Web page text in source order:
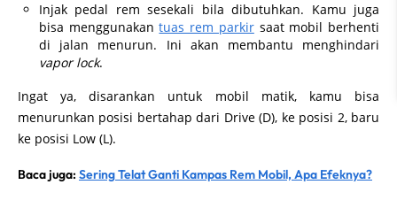
Injak pedal rem sesekali bila dibutuhkan. Kamu juga
bisa menggunakantuas rem parkirsaat mobil berhenti
di jalan menurun. Ini akan membantu menghindari
vapor lock.
Ingat ya, disarankan untuk mobil matik, kamu bisa
menurunkan posisi bertahap dari Drive (D), ke posisi 2, baru
ke posisi Low (L).
Baca juga: Sering Telat Ganti Kampas Rem Mobil, Apa Efeknya?